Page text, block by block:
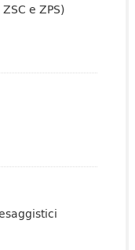
e ZPS)